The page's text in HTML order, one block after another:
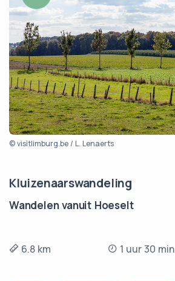
© visitlimburg.be / L. Lenaerts
Kluizenaarswandeling
Wandelen vanuit Hoeselt
6.8 km 1 uur 30 min